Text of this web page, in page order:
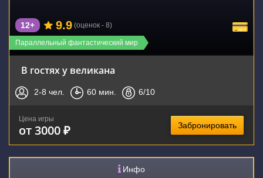
Параллельный фантастический мир
12+ 9.9 (оценок - 8)
В гостях у великана
2-8 чел. 60 мин. 6/10
Цена игры
от 3000 ₽ Забронировать
Инфо